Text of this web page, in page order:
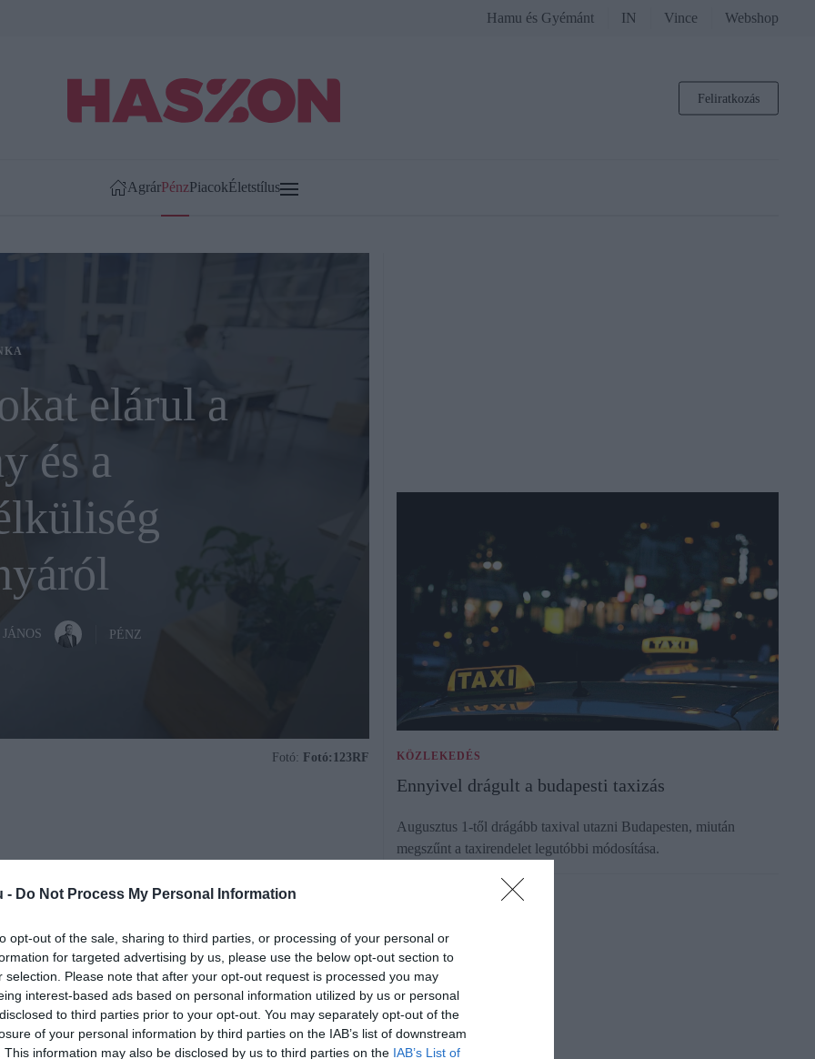
- Do Not Process My Personal Information
opt-out of the sale, sharing to third parties, or processing of your personal or
for targeted advertising by us, please use the below opt-out section to
selection. Please note that after your opt-out request is processed you may
interest-based ads based on personal information utilized by us or personal
to third parties prior to your opt-out. You may separately opt-out of the
of your personal information by third parties on the IAB’s list of downstream
This information may also be disclosed by us to third parties on the IAB’s List of
Hamu és Gyémánt IN Vince Webshop
Feliratkozás
AgrárPénzPiacokÉletstílus
elárul a
és a
PÉNZ
Fotó: Fotó:123RF KÖZLEKEDÉS
Ennyivel drágult a budapesti taxizás
Augusztus 1-től drágább taxival utazni Budapesten, miután
megszűnt a taxirendelet legutóbbi módosítása.